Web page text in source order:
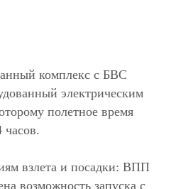
комплекс с БВС
электрическим
полетное время
часов.
взлета и посадки: ВПП
возможность запуска с